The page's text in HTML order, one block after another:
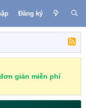
Đăng ký
giản miễn phí